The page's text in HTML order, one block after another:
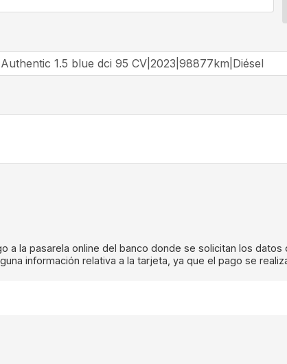
a la pasarela online del banco donde se solicitan los
información relativa a la tarjeta, ya que el pago se